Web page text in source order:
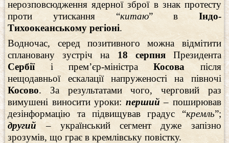
нерозповсюдження ядерної зброї в знак протесту
проти утискання “китаю” в Індо-
Тихоокеанському регіоні.
Водночас, серед позитивного можна відмітити
сплановану зустріч на 18 серпня Президента
Сербії і прем’єр-міністраКосова після
нещодавньої ескалації напруженості на півночі
Косово. За результатами чого, черговий раз
вимушені виносити уроки: перший– поширював
дезінформацію та підвищував градус “кремль”;
другий– український сегмент дуже запізно
зрозумів, що грає в кремлівську повістку.